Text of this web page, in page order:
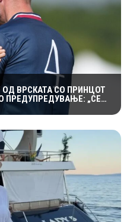
ВРСКАТА СО ПРИНЦОТ
ПРЕДУПРЕДУВАЊЕ: „СЕ